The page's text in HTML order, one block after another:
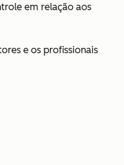
em relação aos
e os profissionais